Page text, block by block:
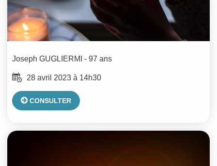
Joseph GUGLIERMI - 97 ans
28 avril 2023 à 14h30
CONSULTER